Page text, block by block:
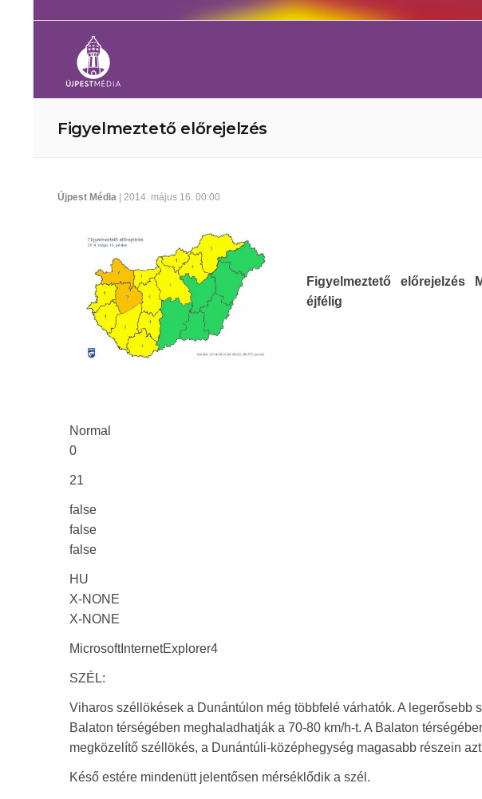
Figyelmeztető előrejelzés
Újpest Média | 2014. május 16. 00:00
Figyelmeztető előrejelzés
éjfélig
Normal
0
21
false
false
false
HU
X-NONE
X-NONE
MicrosoftInternetExplorer4
SZÉL:
Viharos széllökések a Dunántúlon még többfelé várhatók. A legerősebb
Balaton térségében meghaladhatják a 70-80 km/h-t. A Balaton
megközelítő széllökés, a Dunántúli-középhegység magasabb részein
Késő estére mindenütt jelentősen mérséklődik a szél.